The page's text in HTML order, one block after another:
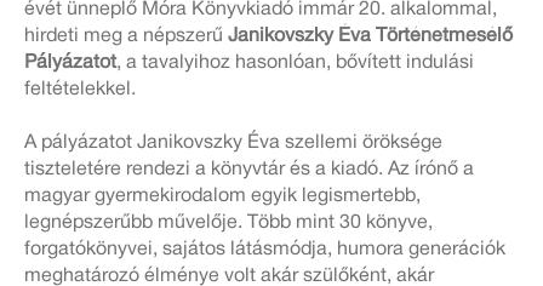
évét ünneplő Móra Könyvkiadó immár 20. alkalommal,
hirdeti meg a népszerű Janikovszky Éva Történetmesélő
Pályázatot, a tavalyihoz hasonlóan, bővített indulási
feltételekkel.
A pályázatot Janikovszky Éva szellemi öröksége
tiszteletére rendezi a könyvtár és a kiadó. Az írónő a
magyar gyermekirodalom egyik legismertebb,
legnépszerűbb művelője. Több mint 30 könyve,
forgatókönyvei, sajátos látásmódja, humora generációk
meghatározó élménye volt akár szülőként, akár